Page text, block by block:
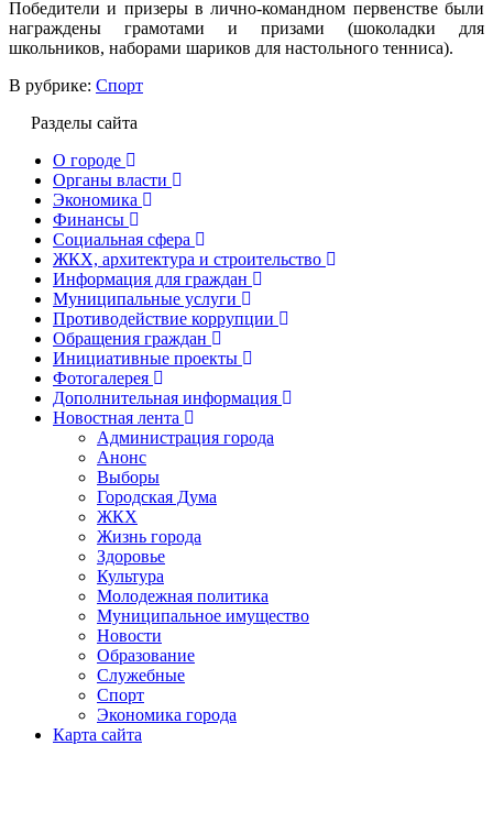
Победители и призеры в лично-командном первенстве были
награждены грамотами и призами (шоколадки для
школьников, наборами шариков для настольного тенниса).
В рубрике: Спорт
Разделы сайта
О городе
Органы власти
Экономика
Финансы
Социальная сфера
ЖКХ, архитектура и строительство
Информация для граждан
Муниципальные услуги
Противодействие коррупции
Обращения граждан
Инициативные проекты
Фотогалерея
Дополнительная информация
Новостная лента
Администрация города
Анонс
Выборы
Городская Дума
ЖКХ
Жизнь города
Здоровье
Культура
Молодежная политика
Муниципальное имущество
Новости
Образование
Служебные
Спорт
Экономика города
Карта сайта